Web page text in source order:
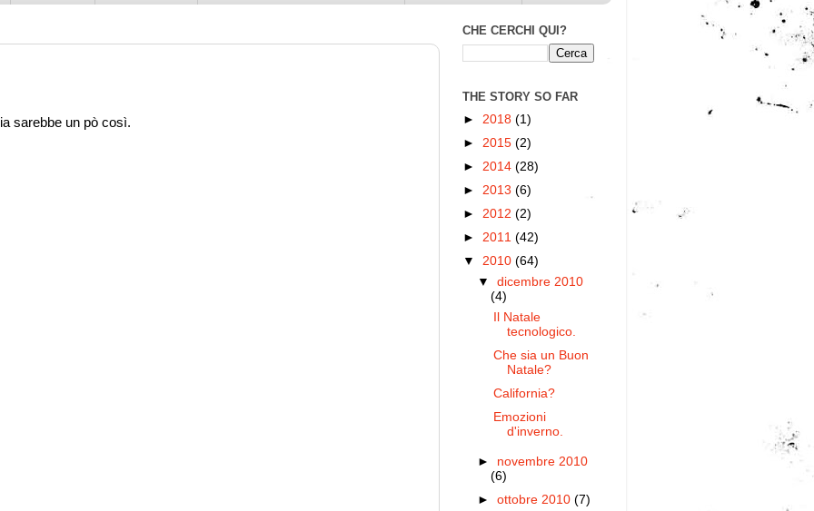
sarebbe un pò così.
CHE CERCHI QUI?
THE STORY SO FAR
► 2018 (1)
► 2015 (2)
► 2014 (28)
► 2013 (6)
► 2012 (2)
► 2011 (42)
▼ 2010 (64)
▼dicembre 2010
(4)
Il Natale
tecnologico.
Che sia un Buon
Natale?
California?
Emozioni
d'inverno.
► novembre 2010
(6)
►ottobre 2010(7)